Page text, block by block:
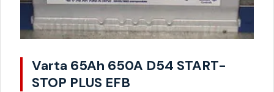
Varta 65Ah 650A D54 START-
STOP PLUS EFB